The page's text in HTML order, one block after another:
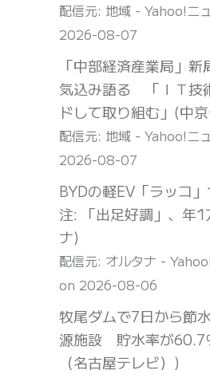
配信元: 地域 - Yahoo!ニ
2026-08-07
「中部経済産業局」
気込み語る 「ＩＴ技
ドして取り組む」(中
配信元: 地域 - Yahoo!ニ
2026-08-07
BYDの軽EV「ラッコ
注: 「出足好調」、年
ナ)
配信元: オルタナ -
on 2026-08-06
牧尾ダムで7日から節
源施設 貯水率が60.7
（名古屋テレビ）)